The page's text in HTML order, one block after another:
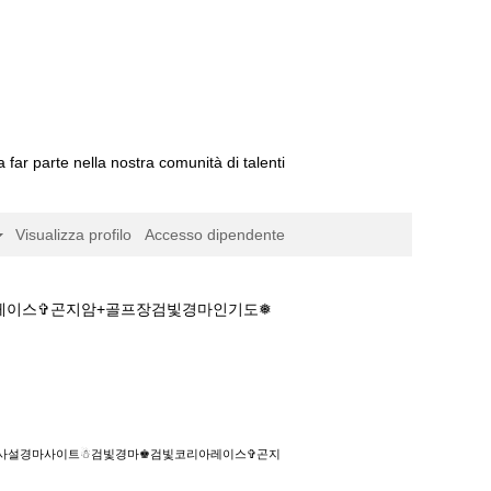
far parte nella nostra comunità di talenti
Visualizza profilo Accesso dipendente
스✞곤지암+골프장검빛경마인기도❅
설경마사이트☃검빛경마♚검빛코리아레이스✞곤지